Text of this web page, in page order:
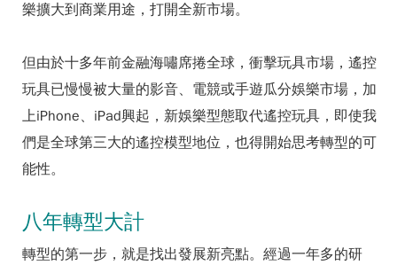
樂擴大到商業用途，打開全新市場。
但由於十多年前金融海嘯席捲全球，衝擊玩具市場，遙控
玩具已慢慢被大量的影音、電競或手遊瓜分娛樂市場，加
上iPhone、iPad興起，新娛樂型態取代遙控玩具，即使我
們是全球第三大的遙控模型地位，也得開始思考轉型的可
能性。
八年轉型大計
轉型的第一步，就是找出發展新亮點。經過一年多的研